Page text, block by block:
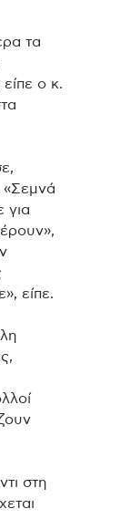
τα
ο κ.
«Σεμνά
για
είπε.
στη